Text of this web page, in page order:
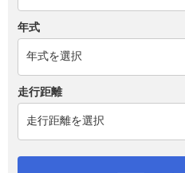
年式
走行距離